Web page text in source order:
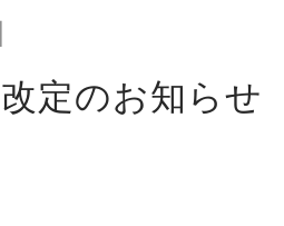
改定のお知らせ